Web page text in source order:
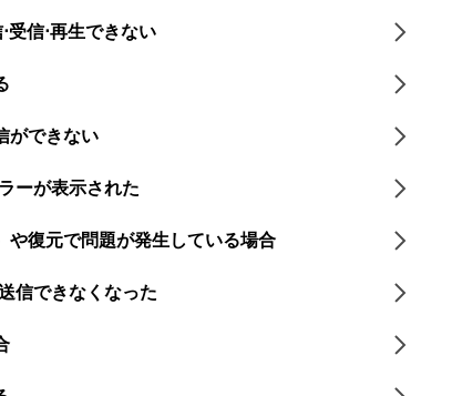
受信⋅再生できない
ができない
ーが表示された
や復元で問題が発生している場合
信できなくなった